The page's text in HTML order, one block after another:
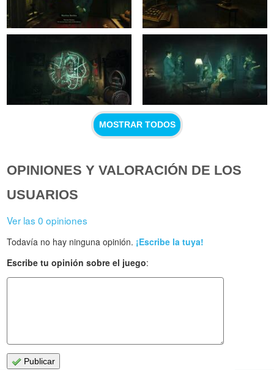
MOSTRAR TODOS
OPINIONES Y VALORACIÓN DE LOS
USUARIOS
Ver las 0 opiniones
Todavía no hay ninguna opinión. ¡Escribe la tuya!
Escribe tu opinión sobre el juego:
Publicar